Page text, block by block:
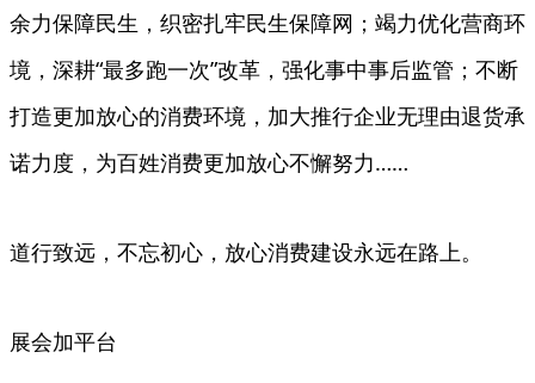
余力保障民生，织密扎牢民生保障网；竭力优化营商环
境，深耕“最多跑一次”改革，强化事中事后监管；不断
打造更加放心的消费环境，加大推行企业无理由退货承
诺力度，为百姓消费更加放心不懈努力……
道行致远，不忘初心，放心消费建设永远在路上。
展会加平台